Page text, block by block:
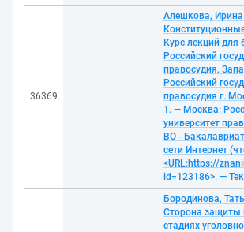
36369
Алешкова,
Курс лекций для
Российский
правосудия,
Российский
правосудия г.
1. — Москва:
университет
ВО -
сети Интернет
<URL:https://
id=123186>. —
Бородинова,
Сторона защиты
стадиях